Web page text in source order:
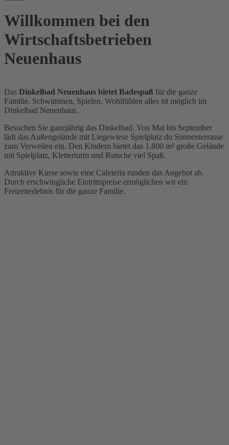
Willkommen bei den
Wirtschaftsbetrieben
Neuenhaus
Das Dinkelbad Neuenhaus bietet Badespaß für die ganze
Familie. Schwimmen, Spielen, Wohlfühlen alles ist möglich im
Dinkelbad Neuenhaus.
Besuchen Sie ganzjährig das Dinkelbad. Von Mai bis September
lädt das Außengelände mit Liegewiese Spielplatz du Sonnenterrasse
zum Verweilen ein. Den Kindern bietet das 1.800 m² große Gelände
mit Spielplatz, Kletterturm und Rutsche viel Spaß.
Attraktive Kurse sowie eine Cafeteria runden das Angebot ab.
Durch erschwingliche Eintrittspreise ermöglichen wir ein
Freizeiterlebnis für die ganze Familie.